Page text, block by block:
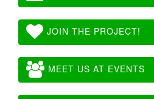
JOIN THE PROJECT!
MEET US AT EVENTS